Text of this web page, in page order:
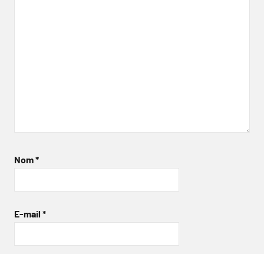
Nom*
E-mail *